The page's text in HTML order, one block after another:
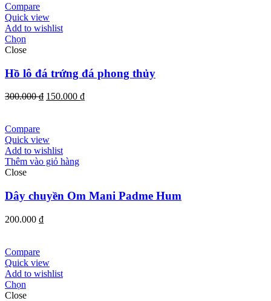
Compare
Quick view
Add to wishlist
Chọn
Close
Hồ lô đá trứng đá phong thủy
300.000₫ Giá
150.000 ₫Giá
Compare
Quick view
Add to wishlist
Thêm vào giỏ hàng
Close
Dây chuyền Om Mani Padme Hum
200.000 ₫
Compare
Quick view
Add to wishlist
Chọn
Close